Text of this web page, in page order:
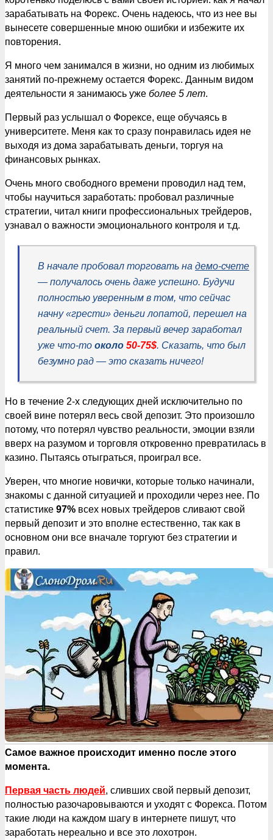
зарабатывать на Форекс. Очень надеюсь, что из нее вы
вынесете совершенные мною ошибки и избежите их
повторения.
Я много чем занимался в жизни, но одним из любимых
занятий по-прежнему остается Форекс. Данным видом
деятельности я занимаюсь уже более 5 лет.
Первый раз услышал о Форексе, еще обучаясь в
университете. Меня как то сразу понравилась идея не
выходя из дома зарабатывать деньги, торгуя на
финансовых рынках.
Очень много свободного времени проводил над тем,
чтобы научиться заработать: пробовал различные
стратегии, читал книги профессиональных трейдеров,
узнавал о важности эмоционального контроля и т.д.
В начале пробовал торговать на демо-счете
— получалось очень даже успешно. Будучи
полностью уверенным в том, что сейчас
начну «грести» деньги лопатой, перешел на
реальный счет. За первый вечер заработал
уже что-то около 50-75$. Сказать, что был
безумно рад — это сказать ничего!
Но в течение 2-х следующих дней исключительно по
своей вине потерял весь свой депозит. Это произошло
потому, что потерял чувство реальности, эмоции взяли
вверх на разумом и торговля откровенно превратилась в
казино. Пытаясь отыграться, проиграл все.
Уверен, что многие новички, которые только начинали,
знакомы с данной ситуацией и проходили через нее. По
статистике 97% всех новых трейдеров сливают свой
первый депозит и это вполне естественно, так как в
основном они все вначале торгуют без стратегии и
правил.
Самое важное происходит именно после этого
момента.
Первая часть людей, сливших свой первый депозит,
полностью разочаровываются и уходят с Форекса. Потом
такие люди на каждом шагу в интернете пишут, что
заработать нереально и все это лохотрон.